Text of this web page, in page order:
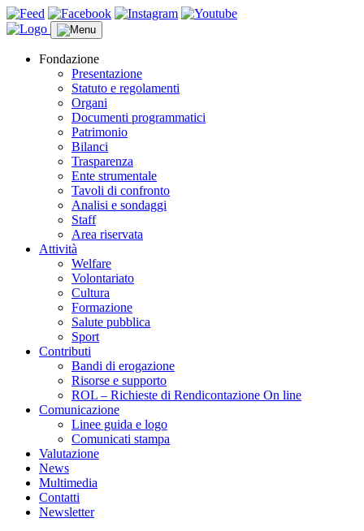
Fondazione
Presentazione
Statuto e regolamenti
Organi
Documenti programmatici
Patrimonio
Bilanci
Trasparenza
Ente strumentale
Tavoli di confronto
Analisi e sondaggi
Staff
Area riservata
Attività
Welfare
Volontariato
Cultura
Formazione
Salute pubblica
Sport
Contributi
Bandi di erogazione
Risorse e supporto
ROL – Richieste di Rendicontazione On line
Comunicazione
Linee guida e logo
Comunicati stampa
Valutazione
News
Multimedia
Contatti
Newsletter